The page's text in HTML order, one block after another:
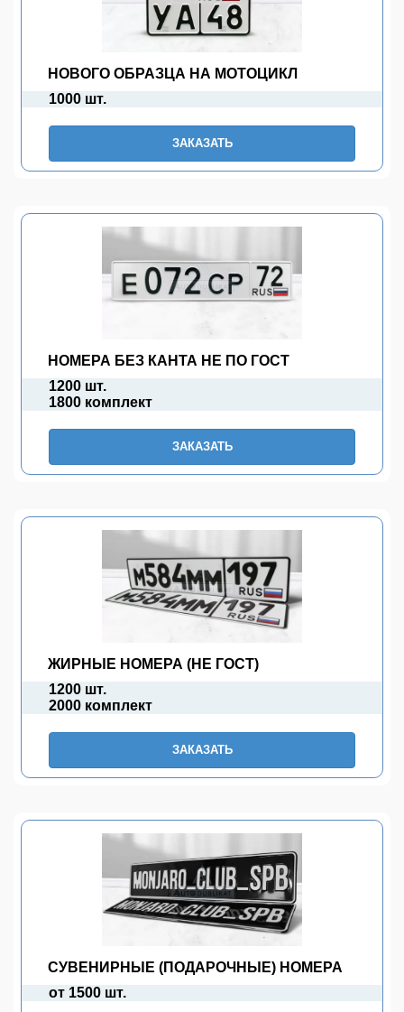
НОВОГО ОБРАЗЦА НА МОТОЦИКЛ
1000 шт.
ЗАКАЗАТЬ
НОМЕРА БЕЗ КАНТА НЕ ПО ГОСТ
1200 шт.
1800 комплект
ЗАКАЗАТЬ
ЖИРНЫЕ НОМЕРА (НЕ ГОСТ)
1200 шт.
2000 комплект
ЗАКАЗАТЬ
СУВЕНИРНЫЕ (ПОДАРОЧНЫЕ) НОМЕРА
от 1500 шт.